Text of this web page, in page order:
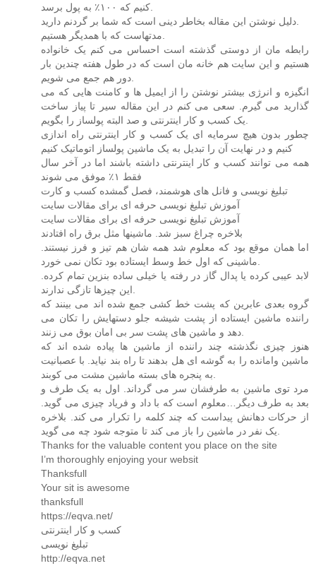
کنیم که ۱۰۰٪ به پول برسد.
دلیل نوشتن این مقاله بخاطر دینی است که شما بر گردنم دارید.
مدتهاست که با همدیگر هستیم.
رابطه مان از دوستی گذشته است احساس می کنم یک خانواده
هستیم و این سایت هم خانه مان است که در طول هفته چندین بار
دور هم جمع می شویم.
انگیزه و انرژی بیشتر نوشتن را از ایمیل ها و کامنت هایی که می
گذارید می گیرم. سعی می کنم در این مقاله سیر تا پیاز ساخت
یک کسب و کار اینترنتی و صد البته پولساز را بگویم.
چطور بدون هیچ سرمایه ای یک کسب و کار اینترنتی راه اندازی
کنیم و در نهایت آن را تبدیل به یک ماشین پولساز اتوماتیک کنیم
همه می توانند کسب و کار اینترنتی داشته باشند اما در آخر سال
فقط ۱٪ موفق می شوند
تبلیغ نویسی و فانل های هوشمند، فصل گمشده کسب و کارت
آموزش تبلیغ نویسی حرفه ای برای مقالات سایت
آموزش تبلیغ نویسی حرفه ای برای مقالات سایت
بلاخره چراغ سبز شد. ماشینها مثل برق راه افتادند
اما همان موقع بود که معلوم شد همه شان هم تیز و فرز نیستند.
ماشینی که اول خط وسط ایستاده بود تکان نمی خورد.
لابد عیبی کرده یا پدال گاز در رفته یا خیلی ساده بنزین تمام کرده.
این چیزها تازگی ندارند.
گروه بعدی عابرین که پشت خط کشی جمع شده اند می بینند که
راننده ماشین ایستاده از پشت شیشه جلو دستهایش را تکان می
دهد و ماشین های پشت سر بی امان بوق می زنند.
هنوز چیزی نگذشته چند راننده از ماشین ها پیاده شده اند که
ماشین وامانده را به گوشه ای هل بدهند تا راه بند نیاید. با عصبانیت
به پنجره های بسته ماشین مشت می کوبند.
مرد توی ماشین به طرفشان سر می گرداند. اول به یک طرف و
بعد به طرف دیگر…معلوم است که با داد و فریاد چیزی می گوید.
از حرکات دهانش پیداست که چند کلمه را تکرار می کند. بلاخره
یک نفر در ماشین را باز می کند تا متوجه شود چه می گوید.
Thanks for the valuable content you place on the site
I’m thoroughly enjoying your websit
Thanksfull
Your sit is awesome
thanksfull
https://eqva.net/
کسب و کار اینترنتی
تبلیغ نویسی
http://eqva.net